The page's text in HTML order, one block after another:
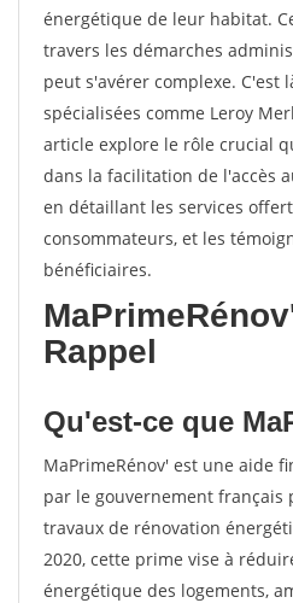
énergétique de leur habitat.
travers les démarches
peut s'avérer complexe. C'est
spécialisées comme Leroy
article explore le rôle crucial
dans la facilitation de l'accès
en détaillant les services
consommateurs, et les
bénéficiaires.
Rappel
Qu'est-ce que
MaPrimeRénov' est une aide
par le gouvernement français
travaux de rénovation
2020, cette prime vise à
énergétique des logements,